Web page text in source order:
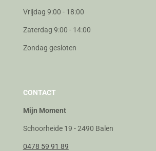
Vrijdag 9:00 - 18:00
Zaterdag 9:00 - 14:00
Zondag gesloten
CONTACT
Mijn Moment
Schoorheide 19 - 2490 Balen
0478 59 91 89